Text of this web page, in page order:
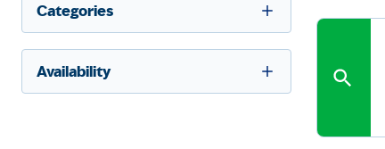
Categories
Availability